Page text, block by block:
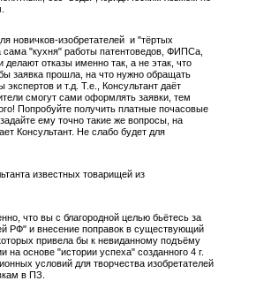
новичков-изобретателей и "тёртых
сама "кухня" работы патентоведов, ФИПСа,
отказы именно так, а не этак, что
заявка прошла, на что нужно обращать
и т.д. Т.е., Консультант даёт
смогут сами оформлять заявки, тем
Попробуйте получить платные почасовые
ему точно такие же вопросы, на
Консультант. Не слабо будет для
известных товарищей из
что вы с благородной целью бьётесь за
РФ" и внесение поправок в существующий
привела бы к невиданному подъёму
на основе "истории успеха" созданного 4 г.
условий для творчества изобретателей
в ПЗ.